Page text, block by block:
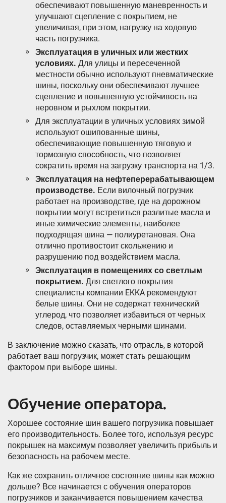
обеспечивают повышенную маневренность и
улучшают сцепление с покрытием, не
увеличивая, при этом, нагрузку на ходовую
часть погрузчика.
Эксплуатация в уличных или жестких
условиях. Для улицы и пересеченной
местности обычно используют пневматические
шины, поскольку они обеспечивают лучшее
сцепление и повышенную устойчивость на
неровном и рыхлом покрытии.
Для эксплуатации в уличных условиях зимой
используют ошипованные шины,
обеспечивающие повышенную тяговую и
тормозную способность, что позволяет
сократить время на загрузку транспорта на 1/3.
Эксплуатация на нефтеперерабатывающем
производстве. Если вилочный погрузчик
работает на производстве, где на дорожном
покрытии могут встретиться разлитые масла и
иные химические элементы, наиболее
подходящая шина — полиуретановая. Она
отлично противостоит скольжению и
разрушению под воздействием масла.
Эксплуатация в помещениях со светлым
покрытием. Для светлого покрытия
специалисты компании EKKA рекомендуют
белые шины. Они не содержат технический
углерод, что позволяет избавиться от черных
следов, оставляемых черными шинами.
В заключение можно сказать, что отрасль, в которой
работает ваш погрузчик, может стать решающим
фактором при выборе шины.
Обучение оператора.
Хорошее состояние шин вашего погрузчика повышает
его производительность. Более того, используя ресурс
покрышек на максимум позволяет увеличить прибыль и
безопасность на рабочем месте.
Как же сохранить отличное состояние шины как можно
дольше? Все начинается с обучения операторов
погрузчиков и заканчивается повышением качества